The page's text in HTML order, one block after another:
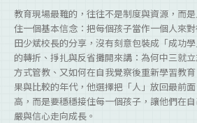
教育現場最難的，往往不是制度與資源，而
住一個基本信念：把每個孩子當作一個人來
田少斌校長的分享，沒有刻意包裝成「成功
的轉折、掙扎與反省攤開來講：為何中三就
方式管教、又如何在自我覺察後重新學習教
果與比較的年代，他選擇把「人」放回最前
高，而是要穩穩接住每一個孩子，讓他們在
嚴與信心走向成長。